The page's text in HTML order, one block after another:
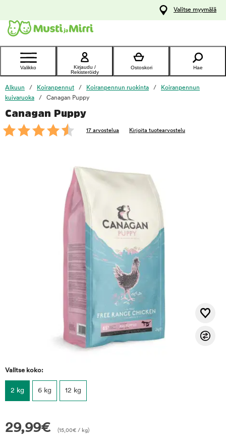
Ota yhteyttä
asiakaspalveluun
Valitse myymälä
Valikko
Kirjaudu /
Rekisteröidy
Ostoskori Hae
Alkuun Koiranpennut Koiranpennun ruokinta
Koiranpennun
kuivaruoka
Canagan Puppy
Canagan Puppy
17 arvostelua Kirjoita tuotearvostelu
Valitse koko:
2 kg 6 kg 12 kg
29,99€ (15,00€ / kg)
foo